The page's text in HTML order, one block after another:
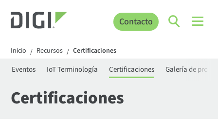
Contacto
Inicio / Recursos / Certificaciones
Eventos IoT Terminología Certificaciones Galería de
Certificaciones